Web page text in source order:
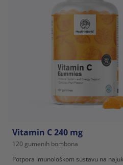
Vitamin C 240 mg
120 gumenih bombona
Potpora imunološkom sustavu na